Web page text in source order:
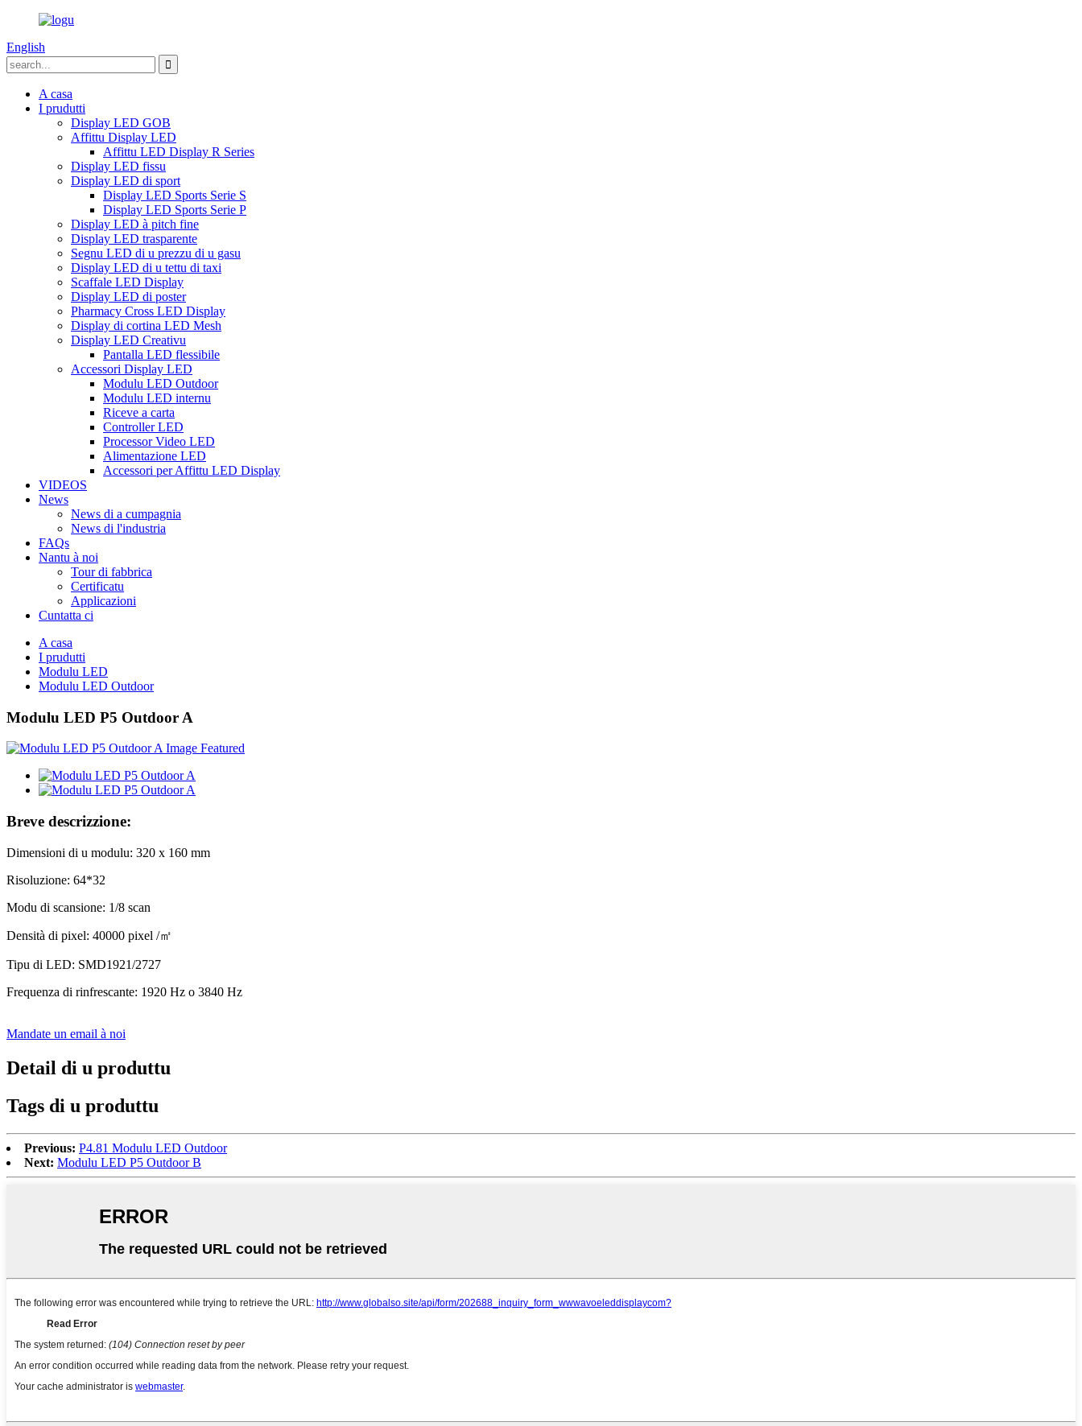
English
A casa
I prudutti
Display LED GOB
Affittu Display LED
Affittu LED Display R Series
Display LED fissu
Display LED di sport
Display LED Sports Serie S
Display LED Sports Serie P
Display LED à pitch fine
Display LED trasparente
Segnu LED di u prezzu di u gasu
Display LED di u tettu di taxi
Scaffale LED Display
Display LED di poster
Pharmacy Cross LED Display
Display di cortina LED Mesh
Display LED Creativu
Pantalla LED flessibile
Accessori Display LED
Modulu LED Outdoor
Modulu LED internu
Riceve a carta
Controller LED
Processor Video LED
Alimentazione LED
Accessori per Affittu LED Display
VIDEOS
News
News di a cumpagnia
News di l'industria
FAQs
Nantu à noi
Tour di fabbrica
Certificatu
Applicazioni
Cuntatta ci
A casa
I prudutti
Modulu LED
Modulu LED Outdoor
Modulu LED P5 Outdoor A
Breve descrizzione:
Dimensioni di u modulu: 320 x 160 mm
Risoluzione: 64*32
Modu di scansione: 1/8 scan
Densità di pixel: 40000 pixel /㎡
Tipu di LED: SMD1921/2727
Frequenza di rinfrescante: 1920 Hz o 3840 Hz
Mandate un email à noi
Detail di u produttu
Tags di u produttu
Previous: P4.81 Modulu LED Outdoor
Next: Modulu LED P5 Outdoor B